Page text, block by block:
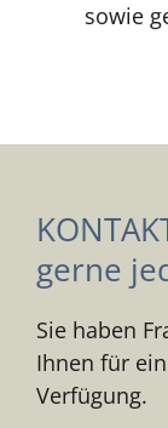
sowie
gerne
Sie haben
Ihnen für
Verfügung.